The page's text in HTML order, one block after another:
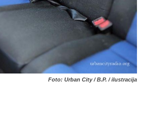
Foto: Urban City / B.P. / ilustracija